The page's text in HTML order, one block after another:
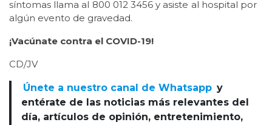
síntomas llama al 800 012 3456 y asiste al hospital por
algún evento de gravedad.
¡Vacúnate contra el COVID-19!
CD/JV
Únete a nuestro canal de Whatsapp y
entérate de las noticias más relevantes del
día, artículos de opinión, entretenimiento,